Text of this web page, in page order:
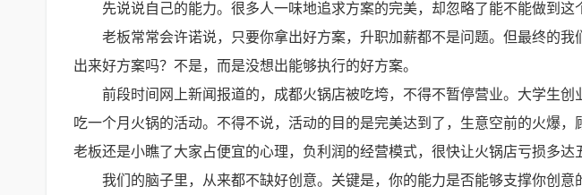
先说说自己的能力。很多人一味地追求方案的完美，却忽略了能不能做到这
老板常常会许诺说，只要你拿出好方案，升职加薪都不是问题。但最终的
出来好方案吗？不是，而是没想出能够执行的好方案。
前段时间网上新闻报道的，成都火锅店被吃垮，不得不暂停营业。大学生
吃一个月火锅的活动。不得不说，活动的目的是完美达到了，生意空前的火爆
老板还是小瞧了大家占便宜的心理，负利润的经营模式，很快让火锅店亏损多达
我们的脑子里，从来都不缺好创意。关键是，你的能力是否能够支撑你创